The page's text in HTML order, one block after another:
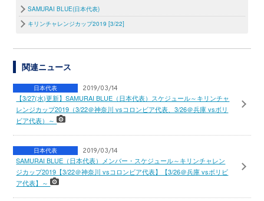
SAMURAI BLUE(日本代表)
キリンチャレンジカップ2019 [3/22]
関連ニュース
日本代表 2019/03/14
【3/27(水)更新】SAMURAI BLUE（日本代表）スケジュール～キリンチャ
レンジカップ2019（3/22＠神奈川 vsコロンビア代表、3/26＠兵庫 vsボリ
ビア代表）～
日本代表 2019/03/14
SAMURAI BLUE（日本代表）メンバー・スケジュール～キリンチャレン
ジカップ2019【3/22＠神奈川 vsコロンビア代表】【3/26＠兵庫 vsボリビ
ア代表】～